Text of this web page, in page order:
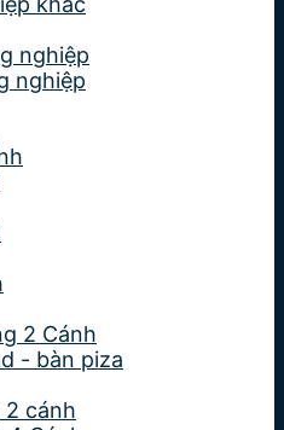
nghiệp
nghiệp
2 Cánh
- bàn piza
2 cánh